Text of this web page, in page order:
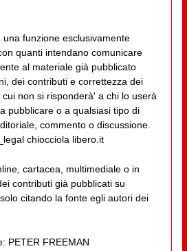
una funzione esclusivamente
quanti intendano comunicare
al materiale già pubblicato
dei contributi e correttezza dei
non si risponderà' a chi lo userà
pubblicare o a qualsiasi tipo di
commento o discussione.
chiocciola libero.it
cartacea, multimediale o in
contributi già pubblicati su
citando la fonte egli autori dei
PETER FREEMAN